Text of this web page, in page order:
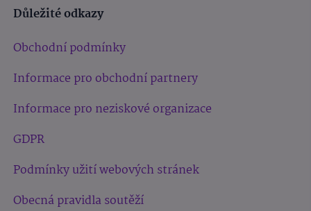
Důležité odkazy
Obchodní podmínky
Informace pro obchodní partnery
Informace pro neziskové organizace
GDPR
Podmínky užití webových stránek
Obecná pravidla soutěží